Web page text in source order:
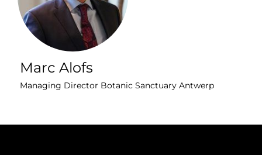
Marc Alofs
Managing Director Botanic Sanctuary Antwerp